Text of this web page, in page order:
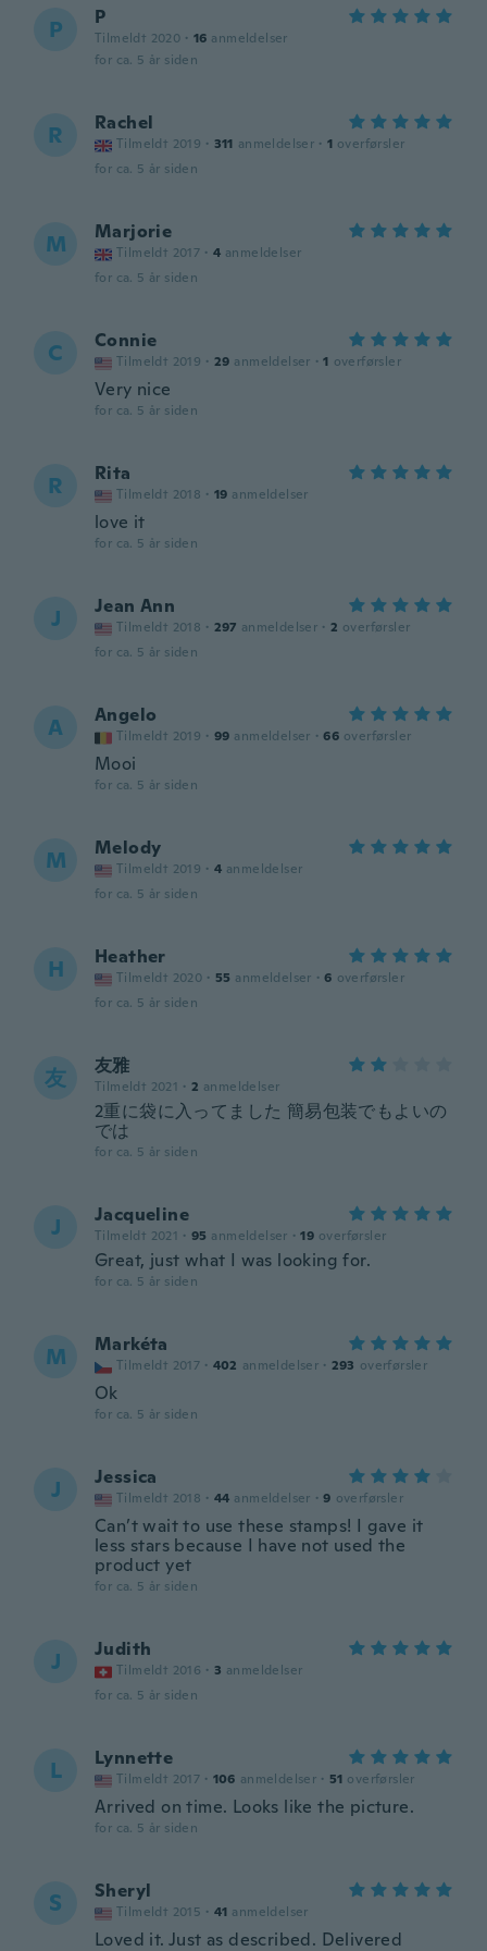
P P
Tilmeldt 2020 · 16 anmeldelser
for ca. 5 år siden
R Rachel
Tilmeldt 2019 · 311 anmeldelser · 1 overførsler
for ca. 5 år siden
M Marjorie
Tilmeldt 2017 · 4 anmeldelser
for ca. 5 år siden
C Connie
Tilmeldt 2019 · 29 anmeldelser · 1 overførsler
Very nice
for ca. 5 år siden
R Rita
Tilmeldt 2018 · 19 anmeldelser
love it
for ca. 5 år siden
J Jean Ann
Tilmeldt 2018 · 297 anmeldelser · 2 overførsler
for ca. 5 år siden
A Angelo
Tilmeldt 2019 · 99 anmeldelser · 66 overførsler
Mooi
for ca. 5 år siden
M Melody
Tilmeldt 2019 · 4 anmeldelser
for ca. 5 år siden
H Heather
Tilmeldt 2020 · 55 anmeldelser · 6 overførsler
for ca. 5 år siden
友 友雅
Tilmeldt 2021 · 2 anmeldelser
2重に袋に入ってました 簡易包装でもよいの
では
for ca. 5 år siden
J Jacqueline
Tilmeldt 2021 · 95 anmeldelser · 19 overførsler
Great, just what I was looking for.
for ca. 5 år siden
M Markéta
Tilmeldt 2017 · 402 anmeldelser · 293 overførsler
Ok
for ca. 5 år siden
J Jessica
Tilmeldt 2018 · 44 anmeldelser · 9 overførsler
Can’t wait to use these stamps! I gave it
less stars because I have not used the
product yet
for ca. 5 år siden
J Judith
Tilmeldt 2016 · 3 anmeldelser
for ca. 5 år siden
L Lynnette
Tilmeldt 2017 · 106 anmeldelser · 51 overførsler
Arrived on time. Looks like the picture.
for ca. 5 år siden
S Sheryl
Tilmeldt 2015 · 41 anmeldelser
Loved it. Just as described. Delivered